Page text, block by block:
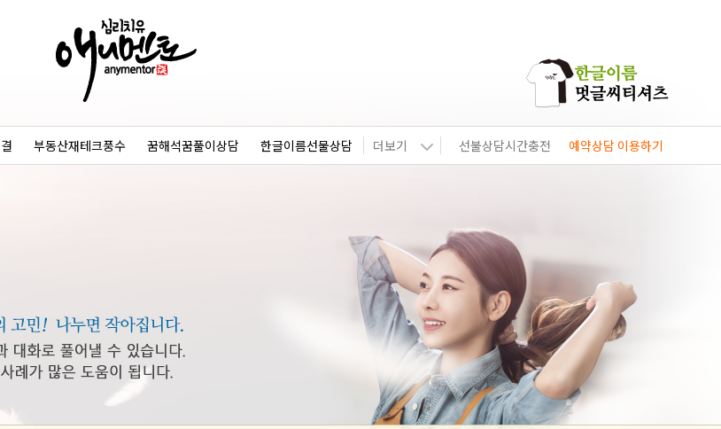
부동산재테크풍수 꿈해석꿈풀이상담 한글이름선물상담 더보기 선불상담시간충전 예약상담 이용하기